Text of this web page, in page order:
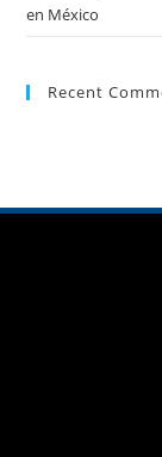
en México
Recent